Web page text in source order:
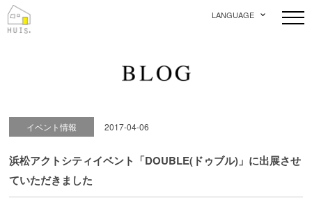
LANGUAGE
イベント情報 2017-04-06
浜松アクトシティイベント「DOUBLE(ドゥブル)」に出展させ
ていただきました